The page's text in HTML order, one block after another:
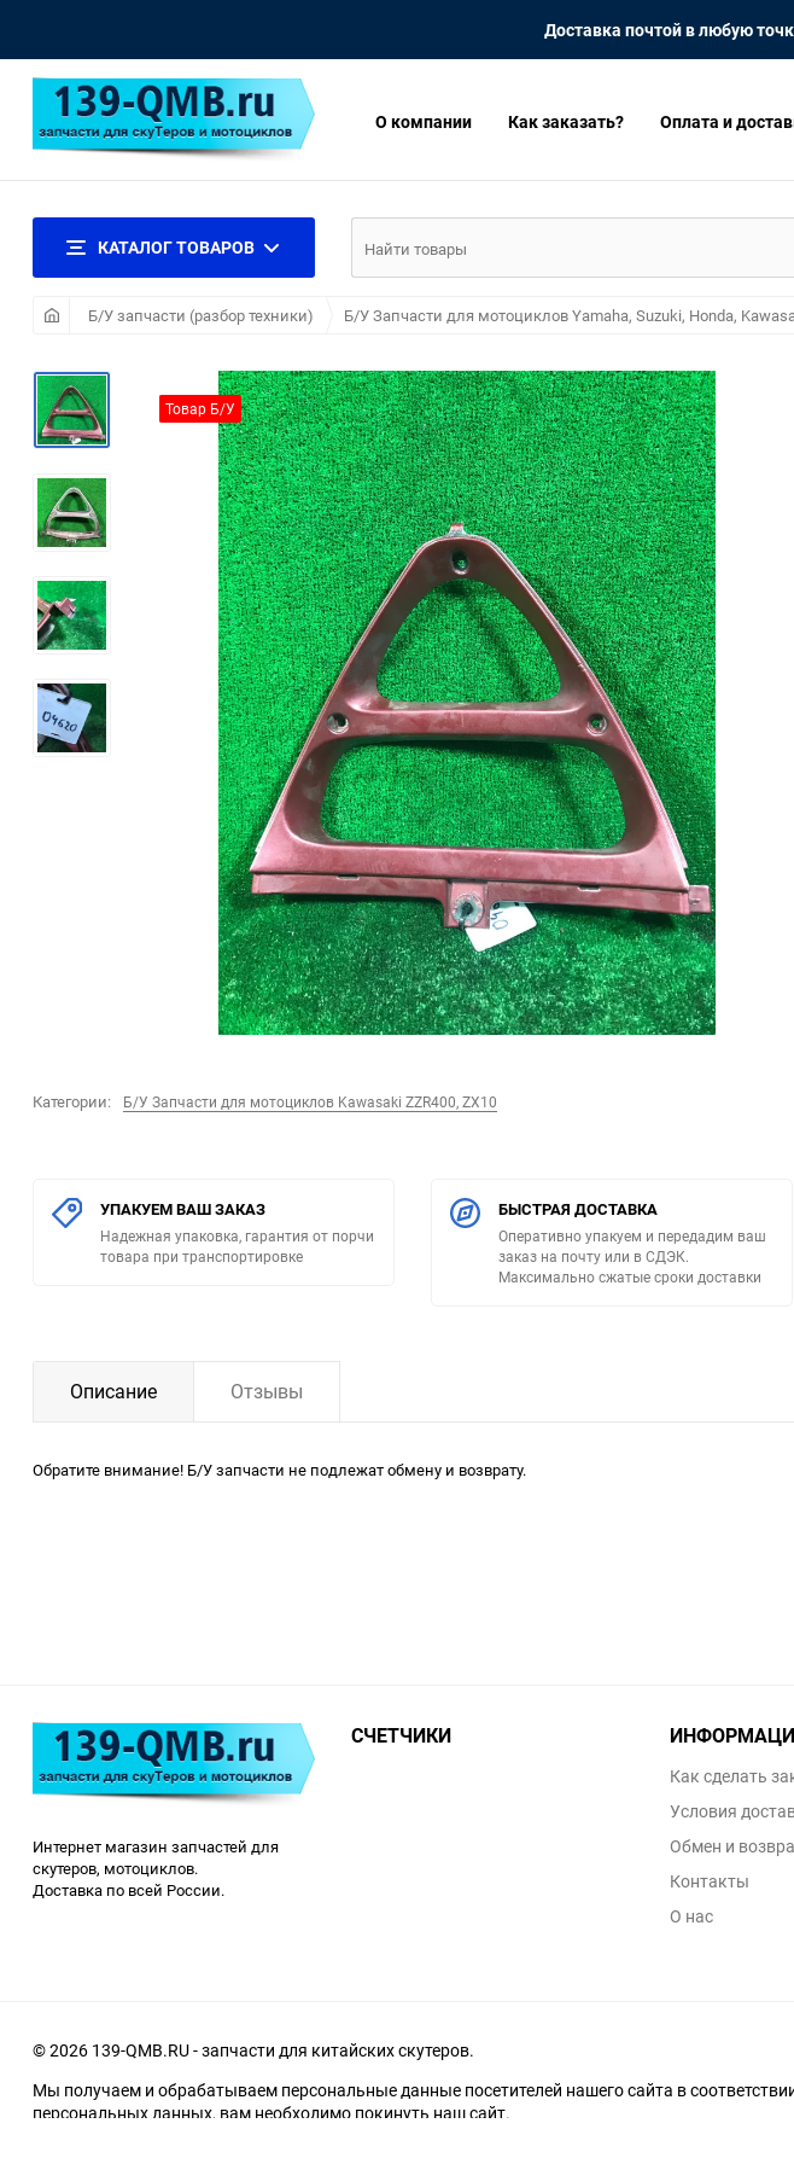
Доставка почтой в любую
О компании Как заказать? Оплата и
КАТАЛОГ ТОВАРОВ
Б/У запчасти (разбор техники) Б/У Запчасти для мотоциклов Yamaha, Suzuki, Honda,
Товар Б/У
Категории: Б/У Запчасти для мотоциклов Kawasaki ZZR400, ZX10
УПАКУЕМ ВАШ ЗАКАЗ
Надежная упаковка, гарантия от порчи
товара при транспортировке
БЫСТРАЯ ДОСТАВКА
Оперативно упакуем и передадим ваш
заказ на почту или в СДЭК.
Максимально сжатые сроки доставки
Описание Отзывы
Обратите внимание! Б/У запчасти не подлежат обмену и возврату.
Интернет магазин запчастей для
скутеров, мотоциклов.
Доставка по всей России.
СЧЕТЧИКИ
Как сделать
Условия
Обмен и
Контакты
О нас
© 2026 139-QMB.RU - запчасти для китайских скутеров.
Мы получаем и обрабатываем персональные данные посетителей нашего сайта в
персональных данных, вам необходимо покинуть наш сайт.